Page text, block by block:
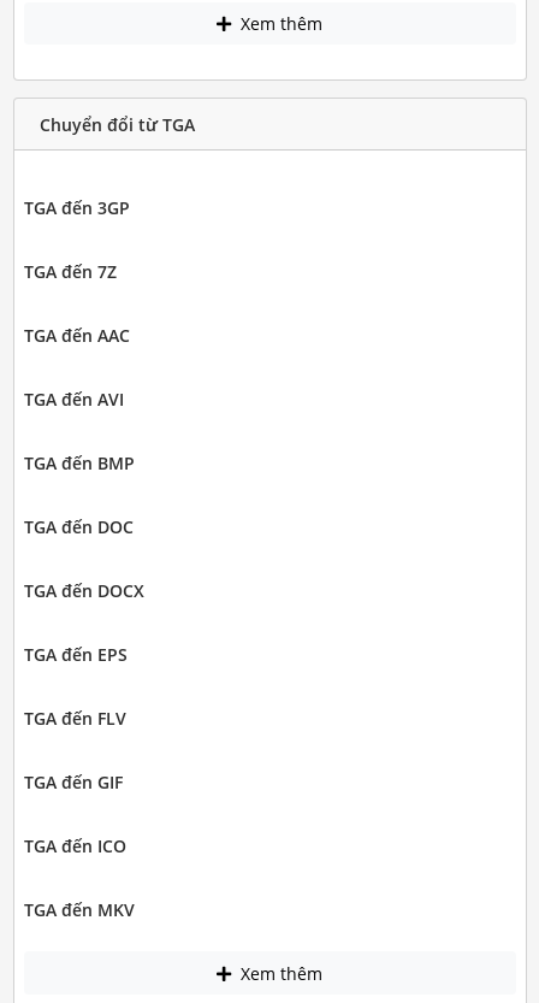
Xem thêm
Chuyển đổi từ TGA
TGA đến 3GP
TGA đến 7Z
TGA đến AAC
TGA đến AVI
TGA đến BMP
TGA đến DOC
TGA đến DOCX
TGA đến EPS
TGA đến FLV
TGA đến GIF
TGA đến ICO
TGA đến MKV
Xem thêm